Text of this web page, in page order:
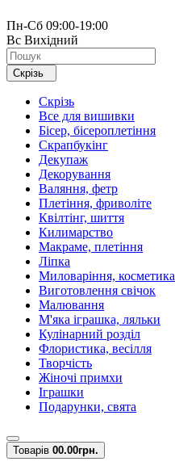
Пн-Сб 09:00-19:00
Вс Вихідний
Скрізь
Скрізь
Все для вишивки
Бісер, бісероплетіння
Скрапбукінг
Декупаж
Декорування
Валяння, фетр
Плетіння, фриволіте
Квілтінг, шиття
Килимарство
Макраме, плетіння
Ліпка
Миловаріння, косметика
Виготовлення свічок
Малювання
М'яка іграшка, ляльки
Кулінарний розділ
Флористика, весілля
Творчість
Жіночі примхи
Іграшки
Подарунки, свята
Товарів 00.00грн.